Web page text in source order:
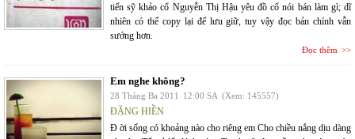
tiến sỹ khảo cổ Nguyễn Thị Hậu yêu đồ cổ nói bán làm gì; dĩ
nhiên có thể copy lại để lưu giữ, tuy vậy đọc bản chính vẫn
sướng hơn.
Đọc thêm
Em nghe không?
28 Tháng Ba 2011 12:00 SA (Xem: 145557)
ĐẶNG HIỀN
Đ ời sống có khoảng nào cho riêng em Cho chiều nắng dịu dàng